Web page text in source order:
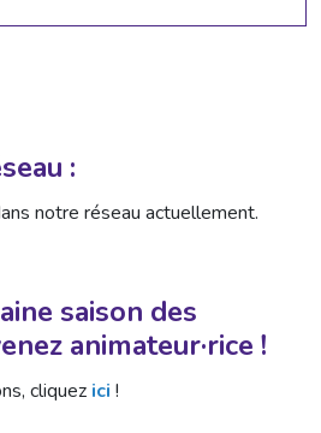
:
notre réseau actuellement.
saison des
animateur·rice !
cliquez ici !